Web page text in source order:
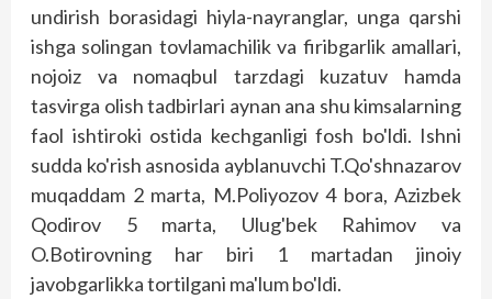
undirish borasidagi hiyla-nayranglar, unga qarshi
ishga solingan tovlamachilik va firibgarlik amallari,
nojoiz va nomaqbul tarzdagi kuzatuv hamda
tasvirga olish tadbirlari aynan ana shu kimsalarning
faol ishtiroki ostida kechganligi fosh bo'ldi. Ishni
sudda ko'rish asnosida ayblanuvchi T.Qo'shnazarov
muqaddam 2 marta, M.Poliyozov 4 bora, Azizbek
Qodirov 5 marta, Ulug'bek Rahimov va
O.Botirovning har biri 1 martadan jinoiy
javobgarlikka tortilgani ma'lum bo'ldi.